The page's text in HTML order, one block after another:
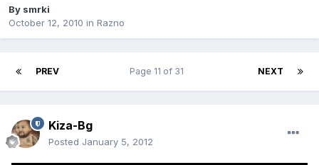
By smrki
October 12, 2010 in Razno
PREV NEXT
Page 11 of 31
Kiza-Bg
Posted January 5, 2012